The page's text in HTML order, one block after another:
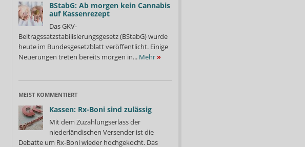
BStabG: Ab morgen kein Cannabis
auf Kassenrezept
Das GKV-
Beitragssatzstabilisierungsgesetz (BStabG) wurde
heute im Bundesgesetzblatt veröffentlicht. Einige
Neuerungen treten bereits morgen in... Mehr»
MEIST KOMMENTIERT
Kassen: Rx-Boni sind zulässig
Mit dem Zuzahlungserlass der
niederländischen Versender ist die
Debatte um Rx-Boni wieder hochgekocht. Das